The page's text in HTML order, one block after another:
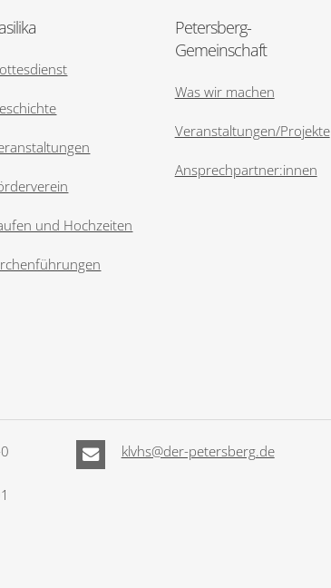
und Hochzeiten
Petersberg-
Gemeinschaft
Was wir machen
Veranstaltungen/Projekte
Ansprechpartner:innen
klvhs@der-petersberg.de